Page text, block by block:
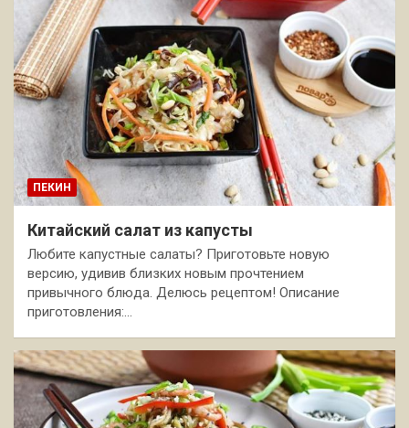
ПЕКИН
Китайский салат из капусты
Любите капустные салаты? Приготовьте новую
версию, удивив близких новым прочтением
привычного блюда. Делюсь рецептом! Описание
приготовления:…